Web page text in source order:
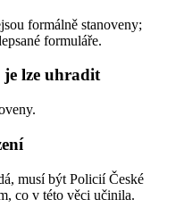
formálně stanoveny;
formuláře.
lze uhradit
musí být Policií České
co v této věci učinila.